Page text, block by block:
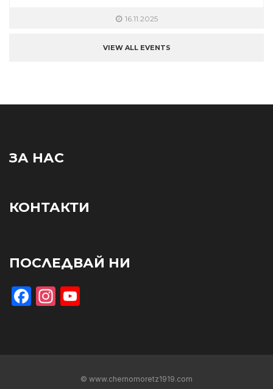
16.11.2025
VIEW ALL EVENTS
ЗА НАС
КОНТАКТИ
ПОСЛЕДВАЙ НИ
Facebook
Instagram
© www.chernomoretz1919.com